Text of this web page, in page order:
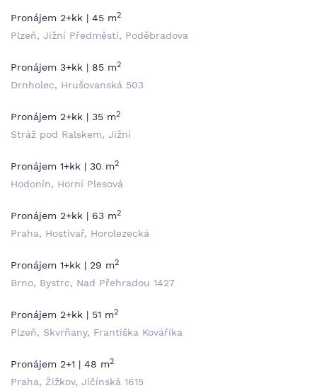
Pronájem 2+kk | 45 m2
Plzeň, Jižní Předměstí, Poděbradova
Pronájem 3+kk | 85 m2
Drnholec, Hrušovanská 503
Pronájem 2+kk | 35 m2
Stráž pod Ralskem, Jižní
Pronájem 1+kk | 30 m2
Hodonín, Horní Plesová
Pronájem 2+kk | 63 m2
Praha, Hostivař, Horolezecká
Pronájem 1+kk | 29 m2
Brno, Bystrc, Nad Přehradou 1427
Pronájem 2+kk | 51 m2
Plzeň, Skvrňany, Františka Kováříka
Pronájem 2+1 | 48 m2
Praha, Žižkov, Jičínská 1615